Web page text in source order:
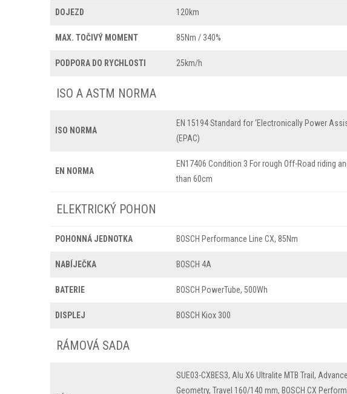
DOJEZD 120km
MAX. TOČIVÝ MOMENT 85Nm / 340%
PODPORA DO RYCHLOSTI 25km/h
ISO A ASTM NORMA
ISO NORMA
EN 15194 Standard for ‘Electronically Power
(EPAC)
EN NORMA
EN17406 Condition 3 For rough Off-Road riding
than 60cm
ELEKTRICKÝ POHON
POHONNÁ JEDNOTKA BOSCH Performance Line CX, 85Nm
NABÍJEČKA BOSCH 4A
BATERIE BOSCH PowerTube, 500Wh
DISPLEJ BOSCH Kiox 300
RÁMOVÁ SADA
SUE03-CXBES3, Alu X6 Ultralite MTB Trail,
Geometry, Travel 160/140 mm, BOSCH CX